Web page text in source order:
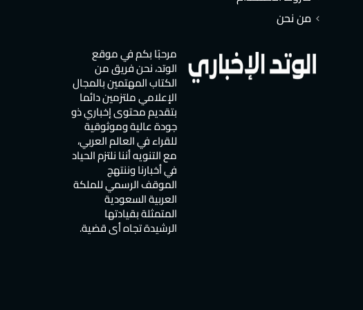
من نحن
مرحبًا بكم في موقع
الوتد، نحن فريق من
الكتاب المهتمين بالمجال
الإعلامي ملتزمين دائما
بتقديم محتوى إخباري ذو
جودة عالية وموثوقية
للقراء في العالم العربي،
مع التنويه أننا نلتزم الحياد
في أخبارنا وننتهج
الموقف الرسمي للملكة
العربية السعودية
المتمثلة بقيادتها
الرشيدة تجاه أي قضية.